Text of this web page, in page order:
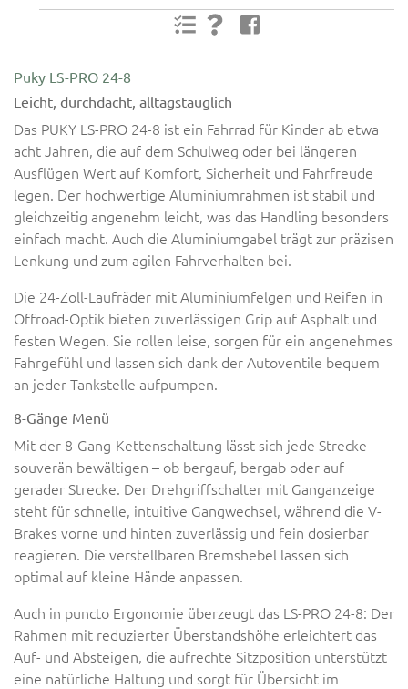
Puky LS-PRO 24-8
Leicht, durchdacht, alltagstauglich
Das PUKY LS-PRO 24-8 ist ein Fahrrad für Kinder ab etwa
acht Jahren, die auf dem Schulweg oder bei längeren
Ausflügen Wert auf Komfort, Sicherheit und Fahrfreude
legen. Der hochwertige Aluminiumrahmen ist stabil und
gleichzeitig angenehm leicht, was das Handling besonders
einfach macht. Auch die Aluminiumgabel trägt zur präzisen
Lenkung und zum agilen Fahrverhalten bei.
Die 24-Zoll-Laufräder mit Aluminiumfelgen und Reifen in
Offroad-Optik bieten zuverlässigen Grip auf Asphalt und
festen Wegen. Sie rollen leise, sorgen für ein angenehmes
Fahrgefühl und lassen sich dank der Autoventile bequem
an jeder Tankstelle aufpumpen.
8-Gänge Menü
Mit der 8-Gang-Kettenschaltung lässt sich jede Strecke
souverän bewältigen – ob bergauf, bergab oder auf
gerader Strecke. Der Drehgriffschalter mit Ganganzeige
steht für schnelle, intuitive Gangwechsel, während die V-
Brakes vorne und hinten zuverlässig und fein dosierbar
reagieren. Die verstellbaren Bremshebel lassen sich
optimal auf kleine Hände anpassen.
Auch in puncto Ergonomie überzeugt das LS-PRO 24-8: Der
Rahmen mit reduzierter Überstandshöhe erleichtert das
Auf- und Absteigen, die aufrechte Sitzposition unterstützt
eine natürliche Haltung und sorgt für Übersicht im